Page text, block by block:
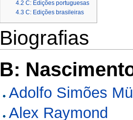
4.2 C: Edições portuguesas
4.3 C: Edições brasileiras
Biografias
B:
Adolfo Simões
Alex Raymond